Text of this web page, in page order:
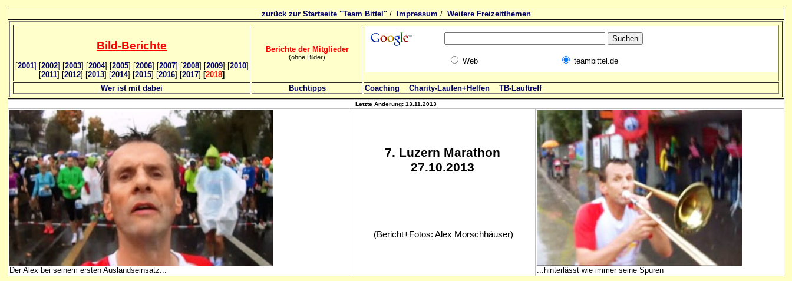
zurück zur Startseite "Team Bittel"/ Impressum / Weitere Freizeitthemen
Bild-Berichte
[2001] [2002] [2003] [2004] [2005] [2006] [2007] [2008] [2009] [2010]
[2011] [2012] [2013] [2014] [2015] [2016] [2017] [2018]
Berichte der Mitglieder
(ohne Bilder) Web teambittel.de
Wer ist mit dabei Buchtipps Coaching Charity-Laufen+Helfen TB-Lauftreff
Letzte Änderung: 13.11.2013
Der Alex bei seinem ersten Auslandseinsatz...
7. Luzern Marathon
27.10.2013
(Bericht+Fotos: Alex Morschhäuser)
...hinterlässt wie immer seine Spuren